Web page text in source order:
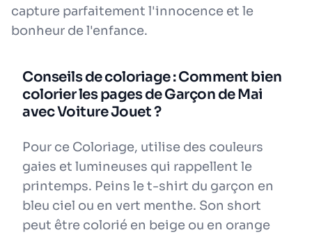
capture parfaitement l'innocence et le
bonheur de l'enfance.
Conseils de coloriage : Comment bien
colorier les pages de Garçon de Mai
avec Voiture Jouet ?
Pour ce Coloriage, utilise des couleurs
gaies et lumineuses qui rappellent le
printemps. Peins le t-shirt du garçon en
bleu ciel ou en vert menthe. Son short
peut être colorié en beige ou en orange